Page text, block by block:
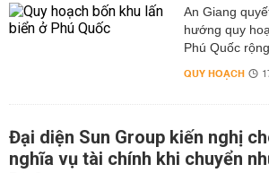
An Giang
hướng quy
Phú Quốc
QUY HOẠCH
Đại diện Sun Group kiến nghị
nghĩa vụ tài chính khi chuyển